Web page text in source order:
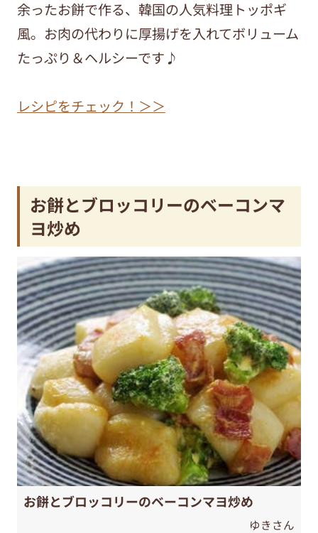
余ったお餅で作る、韓国の人気料理トッポギ
風。お肉の代わりに厚揚げを入れてボリューム
たっぷり＆ヘルシーです♪
レシピをチェック！＞＞
お餅とブロッコリーのベーコンマ
ヨ炒め
お餅とブロッコリーのベーコンマヨ炒め
ゆきさん